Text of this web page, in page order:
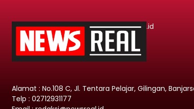
.id
Alamat : No.108 C, Jl. Tentara Pelajar, Gilingan,
Telp : 02712931177